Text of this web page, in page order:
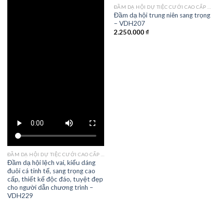
Đầm dạ hội lệch vai, kiểu dáng
đuôi cá tinh tế, sang trọng cao
cấp, thiết kế độc đáo, tuyệt đẹp
cho người dẫn chương trình –
VDH229
Add to
Đầm dạ hội trung niên sang trọng
– VDH207
2.250.000₫